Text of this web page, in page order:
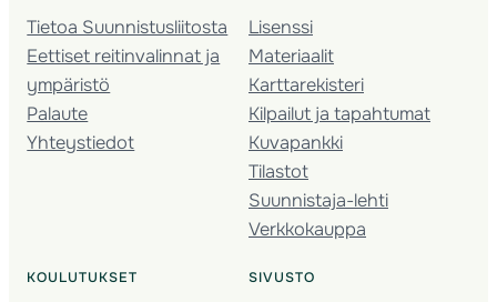
Tietoa Suunnistusliitosta
Eettiset reitinvalinnat ja
ympäristö
Palaute
Yhteystiedot
Lisenssi
Materiaalit
Karttarekisteri
Kilpailut ja tapahtumat
Kuvapankki
Tilastot
Suunnistaja-lehti
Verkkokauppa
KOULUTUKSET SIVUSTO